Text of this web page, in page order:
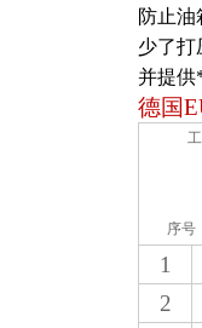
防止
少了打
并提供
德国
序号
1
2